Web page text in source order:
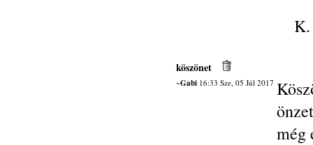
köszönet
~Gabi16:33 Sze, 05 Júl 2017
még